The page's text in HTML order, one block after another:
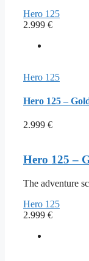
Hero 125
2.999 €
Hero 125
Hero 125 –
2.999 €
Hero 125 –
The adventure
Hero 125
2.999 €